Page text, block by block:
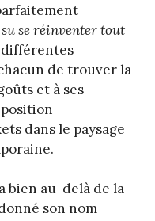
se réinventer tout
différentes
de trouver la
et à ses
dans le paysage
bien au-delà de la
son nom